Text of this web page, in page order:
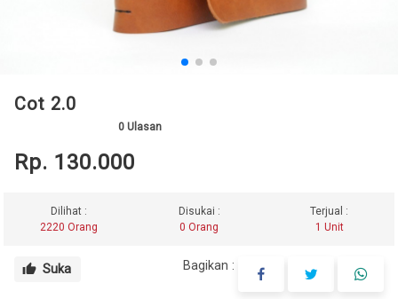
Cot 2.0
0 Ulasan
Rp. 130.000
Dilihat :
2220 Orang
Disukai :
0 Orang
Terjual :
1 Unit
thumb_up Suka Bagikan :